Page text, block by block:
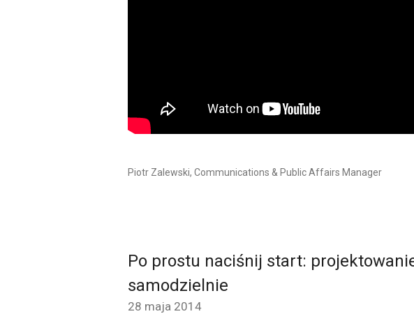
Piotr Zalewski, Communications & Public Affairs Manager
Po prostu naciśnij start:
samodzielnie
28 maja 2014